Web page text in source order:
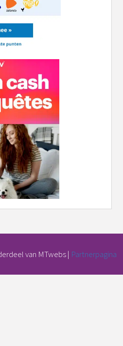
van MTwebs | Partnerpagina